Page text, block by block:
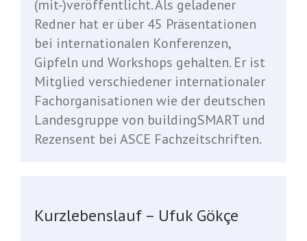
(mit-)veröffentlicht. Als geladener
Redner hat er über 45 Präsentationen
bei internationalen Konferenzen,
Gipfeln und Workshops gehalten. Er ist
Mitglied verschiedener internationaler
Fachorganisationen wie der deutschen
Landesgruppe von buildingSMART und
Rezensent bei ASCE Fachzeitschriften.
Kurzlebenslauf – Ufuk Gökçe